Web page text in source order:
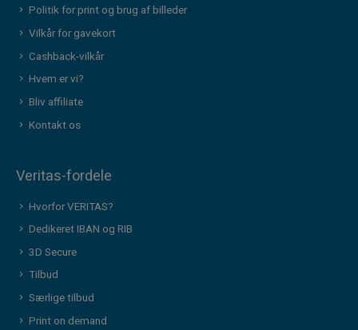
Politik for print og brug af billeder
Vilkår for gavekort
Cashback-vilkår
Hvem er vi?
Bliv affiliate
Kontakt os
Veritas-fordele
Hvorfor VERITAS?
Dedikeret IBAN og RIB
3D Secure
Tilbud
Særlige tilbud
Print on demand